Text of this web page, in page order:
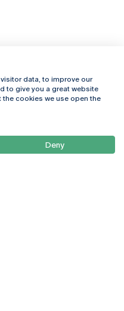
Online
Chegar
data, to improve our
to give you a great website
cookies we use open the
Deny